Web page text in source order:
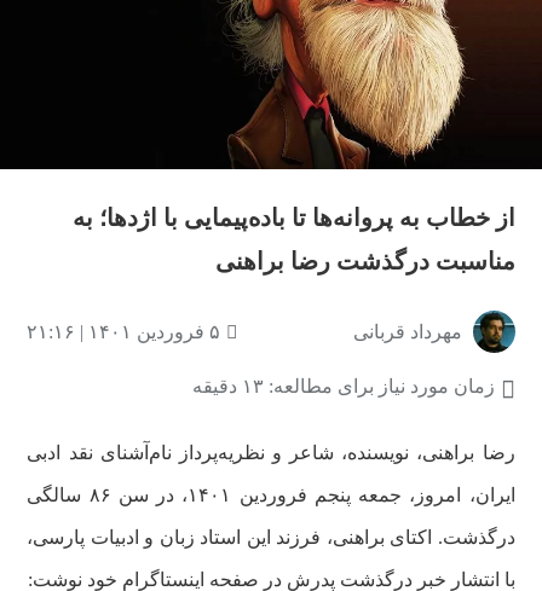
از خطاب به پروانه‌ها تا باده‌پیمایی با اژدها؛ به
مناسبت درگذشت رضا براهنی
مهرداد قربانی ۵ فروردین ۱۴۰۱ | ۲۱:۱۶
زمان مورد نیاز برای مطالعه: ۱۳ دقیقه
رضا براهنی، نویسنده، شاعر و نظریه‌پرداز نام‌آشنای نقد ادبی
ایران، امروز، جمعه پنجم فروردین ۱۴۰۱، در سن ۸۶ سالگی
درگذشت. اکتای براهنی، فرزند این استاد زبان و ادبیات پارسی،
با انتشار خبر درگذشت پدرش در صفحه اینستاگرام خود نوشت: